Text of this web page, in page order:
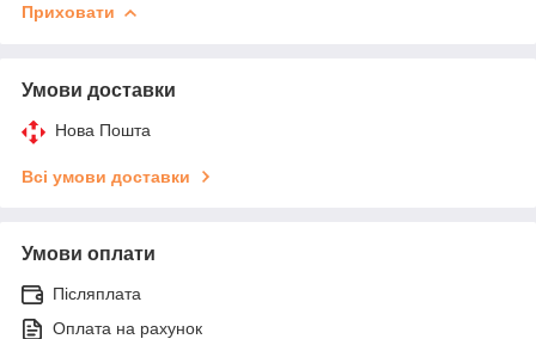
Приховати
Умови доставки
Нова Пошта
Всі умови доставки
Умови оплати
Післяплата
Оплата на рахунок